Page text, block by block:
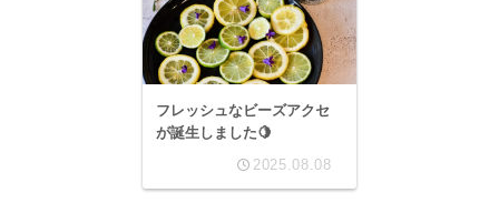
フレッシュなビーズアクセ
が誕生しました🍋
2025.08.08